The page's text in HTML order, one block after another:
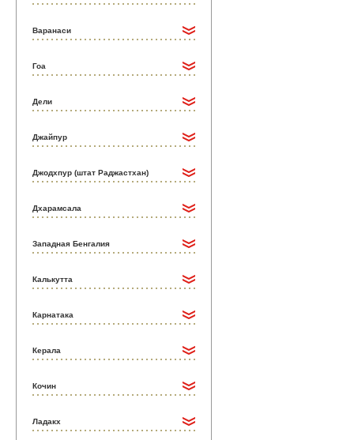
Варанаси
Гоа
Дели
Джайпур
Джодхпур (штат Раджастхан)
Дхарамсала
Западная Бенгалия
Калькутта
Карнатака
Керала
Кочин
Ладакх